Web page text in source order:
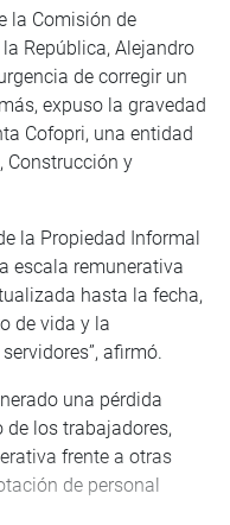
la Comisión de
República, Alejandro
de corregir un
expuso la gravedad
Cofopri, una entidad
Construcción y
la Propiedad Informal
escala remunerativa
hasta la fecha,
de vida y la
afirmó.
una pérdida
los trabajadores,
frente a otras
de personal